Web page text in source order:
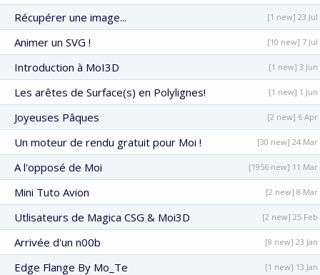
Récupérer une image... [1 new] 23 Jul
Animer un SVG ! [10 new] 7 Jul
Introduction à MoI3D [1 new] 3 Jun
Les arêtes de Surface(s) en Polylignes! [1 new] 1 Jun
Joyeuses Pâques [2 new] 6 Apr
Un moteur de rendu gratuit pour Moi ! [30 new] 24 Mar
A l'opposé de Moi [1956 new] 11 Mar
Mini Tuto Avion [2 new] 8 Mar
Utlisateurs de Magica CSG & Moi3D [2 new] 25 Feb
Arrivée d'un n00b [8 new] 23 Jan
Edge Flange By Mo_Te [1 new] 13 Jan